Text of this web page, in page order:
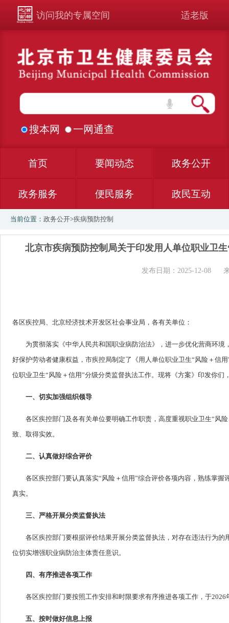
访问我的专属空间 适老版
搜本网 一网通查
首页 要闻动态 政务公开
政务服务 便民服务 政民互动
当前位置： 政务公开>疾病预防控制
北京市疾病预防控制局关于印发用人单位职业卫
发布日期：2025-12-08
各区疾控局、北京经济技术开发区社会事业局，各有关单位：
为贯彻落实《中华人民共和国职业病防治法》，进一步优化营商环
好保护劳动者健康权益，市疾控局制定了《用人单位职业卫生“风险＋信
位职业卫生“风险＋信用”分级分类监督执法工作。现将《方案》印发你们
一、切实加强组织领导
各区疾控部门及各有关单位要明确工作职责，高度重视职业卫生“风
致、取得实效。
二、认真做好综合评价
各区疾控部门要认真落实“风险＋信用”综合评价各项内容，熟练掌
真实。
三、严格开展分类监督执法
各区疾控部门要根据评价结果开展分类监督执法，对存在违法行为
位切实增强职业病防治主体责任意识。
四、有序推进各项工作
各区疾控部门要按照工作安排和时限要求有序推进各项工作，于
五、按时做好信息上报